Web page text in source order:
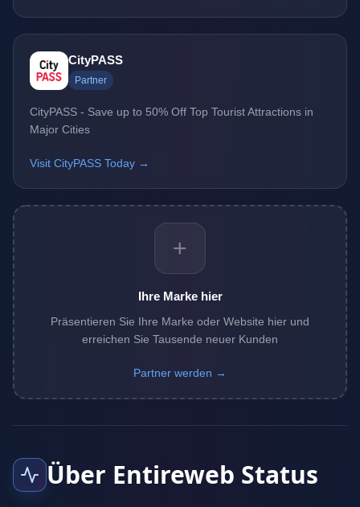
CityPASS
Partner
CityPASS - Save up to 50% Off Top Tourist Attractions in
Major Cities
Visit CityPASS Today →
+
Ihre Marke hier
Präsentieren Sie Ihre Marke oder Website hier und
erreichen Sie Tausende neuer Kunden
Partner werden →
Über Entireweb Status